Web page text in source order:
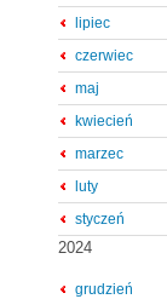
lipiec
czerwiec
maj
kwiecień
marzec
luty
styczeń
2024
grudzień